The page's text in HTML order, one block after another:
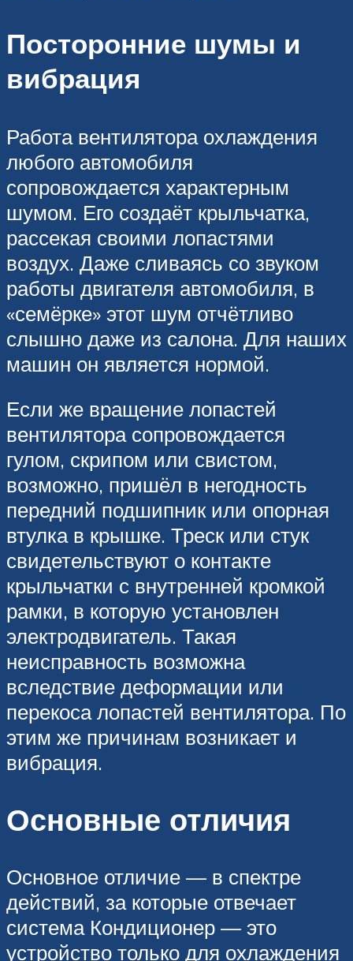
Посторонние шумы и
вибрация
Работа вентилятора охлаждения
любого автомобиля
сопровождается характерным
шумом. Его создаёт крыльчатка,
рассекая своими лопастями
воздух. Даже сливаясь со звуком
работы двигателя автомобиля, в
«семёрке» этот шум отчётливо
слышно даже из салона. Для наших
машин он является нормой.
Если же вращение лопастей
вентилятора сопровождается
гулом, скрипом или свистом,
возможно, пришёл в негодность
передний подшипник или опорная
втулка в крышке. Треск или стук
свидетельствуют о контакте
крыльчатки с внутренней кромкой
рамки, в которую установлен
электродвигатель. Такая
неисправность возможна
вследствие деформации или
перекоса лопастей вентилятора. По
этим же причинам возникает и
вибрация.
Основные отличия
Основное отличие — в спектре
действий, за которые отвечает
система Кондиционер — это
устройство только для охлаждения